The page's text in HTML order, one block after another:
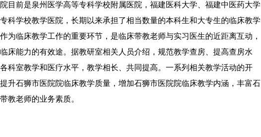
目前是泉州医学高等专科学校附属医院，福建医科大学、福建中医药大学
科学校教学医院，长期以来承担了相当数量的本科生和大专生的临床教学
为临床教学工作的重要环节，是临床带教老师与实习医生的近距离互动，
床能力的有效途。据教研室相关人员介绍，规范教学查房、提高查房水
科室教学和医疗水平，教学相长、共同提高。一系列相关教学活动的开
升石狮市医院院临床教学质量，增加石狮市医院院临床教学内涵，丰富石
教老师的业务素质。